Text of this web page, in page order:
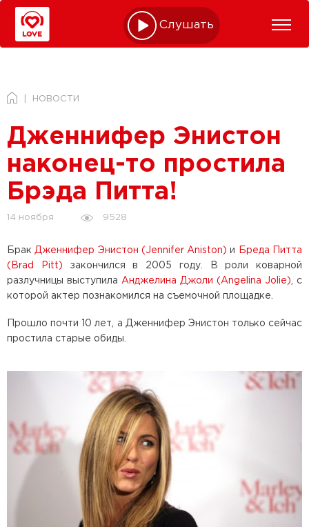
Слушать online
НОВОСТИ
Дженнифер Энистон
наконец-то простила
Брэда Питта!
14 ноября 9528
Брак Дженнифер Энистон (Jennifer Aniston) и
Бреда Питта
(Brad Pitt) закончился в 2005 году. В роли коварной
разлучницы выступила Анджелина Джоли (Angelina Jolie) , с
которой актер познакомился на съемочной площадке.
Прошло почти 10 лет, а Дженнифер Энистон только сейчас
простила старые обиды.